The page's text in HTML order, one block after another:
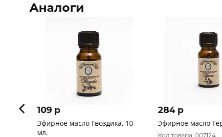
Аналоги
109 p
Эфирное масло Гвоздика, 10
мл.
284 p
Эфирное
Код товара: 007124